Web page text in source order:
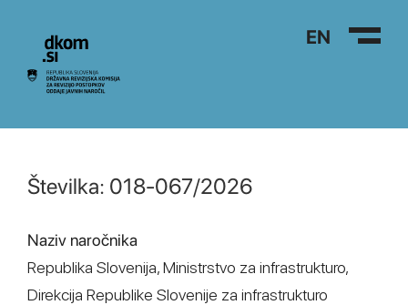
Na vsebino EN
Številka: 018-067/2026
Naziv naročnika
Republika Slovenija, Ministrstvo za infrastrukturo,
Direkcija Republike Slovenije za infrastrukturo